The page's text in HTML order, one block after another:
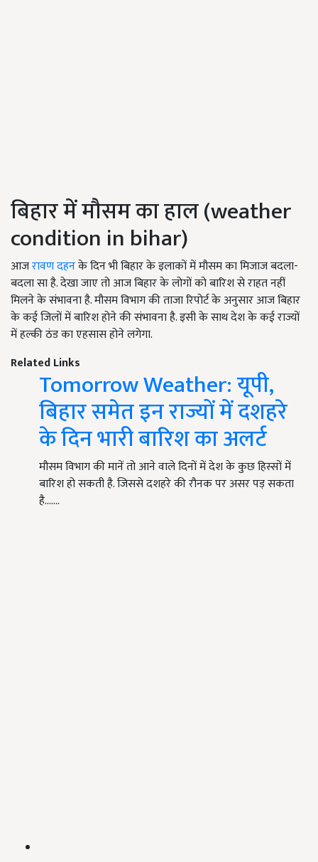
बिहार में मौसम का हाल (weather
condition in bihar)
आजरावण दहनके दिन भी बिहार के इलाकों में मौसम का मिजाज बदला-
बदला सा है. देखा जाए तो आज बिहार के लोगों को बारिश से राहत नहीं
मिलने के संभावना है. मौसम विभाग की ताजा रिपोर्ट के अनुसार आज बिहार
के कई जिलों में बारिश होने की संभावना है. इसी के साथ देश के कई राज्यों
में हल्की ठंड का एहसास होने लगेगा.
Related Links
Tomorrow Weather: यूपी,
बिहार समेत इन राज्यों में दशहरे
के दिन भारी बारिश का अलर्ट
मौसम विभाग की मानें तो आने वाले दिनों में देश के कुछ हिस्सों में
बारिश हो सकती है. जिससे दशहरे की रौनक पर असर पड़ सकता
है....…